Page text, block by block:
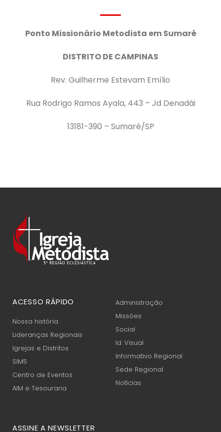
Ponto Missionário Metodista em Sumaré
DISTRITO DE CAMPINAS
Rev. Guilherme Estevam Emílio
Rua Rodrigo Ramos Ayala, 443 – Jd Denadái
13181-390 – Sumaré/SP
ACESSO RÁPIDO
Nossa história
Lideranças Regionais
Igrejas e Distritos
SIM5
Centro de Eventos
AIM e Tesouraria
Administração
Missões
Social
Id. Visual
Informativo Regional
Sede Regional
Notícias
ASSINE A NEWSLETTER